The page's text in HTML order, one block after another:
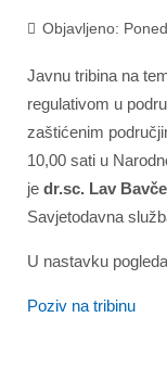
Objavljeno:
Javnu tribina na
regulativom u
zaštićenim
10,00 sati u
je dr.sc. Lav
Savjetodavna
U nastavku
Poziv na tribinu